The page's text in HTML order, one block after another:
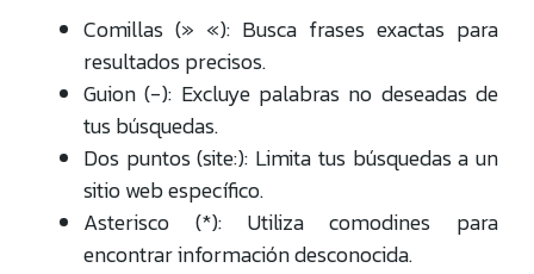
Comillas (» «): Busca frases exactas para
resultados precisos.
Guion (-): Excluye palabras no deseadas de
tus búsquedas.
Dos puntos (site:): Limita tus búsquedas a un
sitio web específico.
Asterisco (*): Utiliza comodines para
encontrar información desconocida.